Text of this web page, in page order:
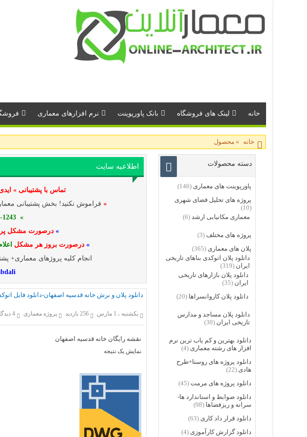
خانه لینک های فروشگاه بانک پاورپوینت نرم افزارهای معماری
خانه » محصول
اطلاعیه سایت
تماس با پشتیبانی »
» فراموش نکنید! بخش پشتیبانی
» 0916-891-1243
»درصورت مشکل
»درصورت بروز هر مشکل
انجام کلیه پروژهای معماری+
دانلود پلان و برش خانه قدسیه اصفهان-دانلود فایل
یکشنبه ، 1 مارس 256 بازدید پروژه معماری 4 دیدگاه
نقشه رایگان خانه قدسیه اصفهان
نمایش یک نتیجه
دسته محصولات
پاورپوینت های معماری (146)
پروژه های تحلیل فضای شهری
(10)
معماری مکانیابی ارشد (6)
پروژه های مختلف (3)
پلان های معماری (365)
دانلود پلان اتوکدی بناهای تاریخی
ایران (319)
دانلود پلان بازارهای تاریخی
ایران (35)
دانلود پلان کاروانسراها (20)
دانلود پلان مساجد و مدارس
تاریخی ایران (30)
دانلود بهترین و کم یاب ترین نرم
افزار های رشته معماری (4)
دانلود پروژه های روستا+طرح
هادی (22)
دانلود پروژه های مرمت (45)
دانلود ضوابط و استاندارد ها-
سرانه و ریزفضاها (98)
دانلود قرار داد کاری (63)
دانلود گزارش کارآموزی (4)